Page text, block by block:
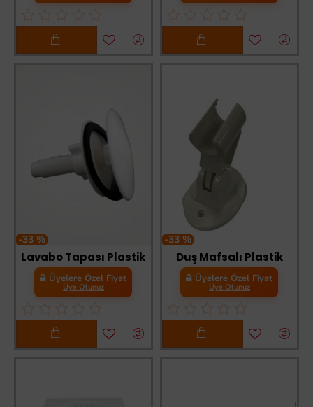
-33 %
Lavabo Tapası Plastik
Üyelere Özel Fiyat
Üye Olunuz
-33 %
Duş Mafsalı Plastik
Üyelere Özel Fiyat
Üye Olunuz